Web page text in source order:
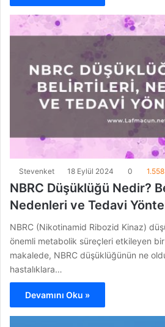
Stevenket 18 Eylül 2024 0 1.558
NBRC Düşüklüğü Nedir?
Nedenleri ve Tedavi
NBRC (Nikotinamid Ribozid Kinaz)
önemli metabolik süreçleri etkileyen
makalede, NBRC düşüklüğünün ne
hastalıklara…
Devamını Oku »